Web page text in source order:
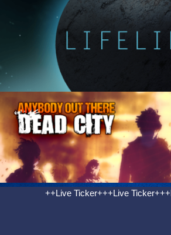
++Live Ticker+++Live